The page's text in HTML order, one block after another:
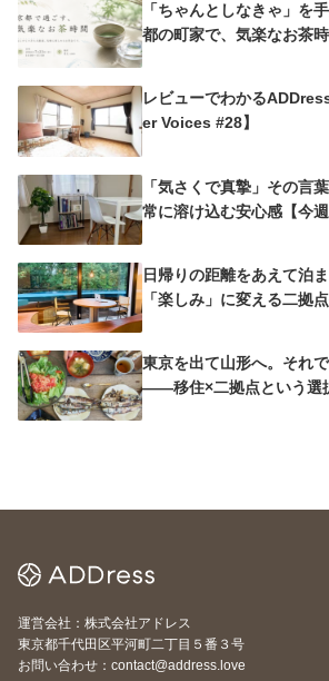
「ちゃんとしなきゃ」
都の町家で、気楽なお茶
レビューでわかる
er Voices #28】
「気さくで真摯」その言
常に溶け込む安心感【今
日帰りの距離をあえて泊
「楽しみ」に変える二拠
東京を出て山形へ。それ
——移住×二拠点という選
運営会社：株式会社アドレス
東京都千代田区平河町二丁目５番３号
お問い合わせ：contact@address.love